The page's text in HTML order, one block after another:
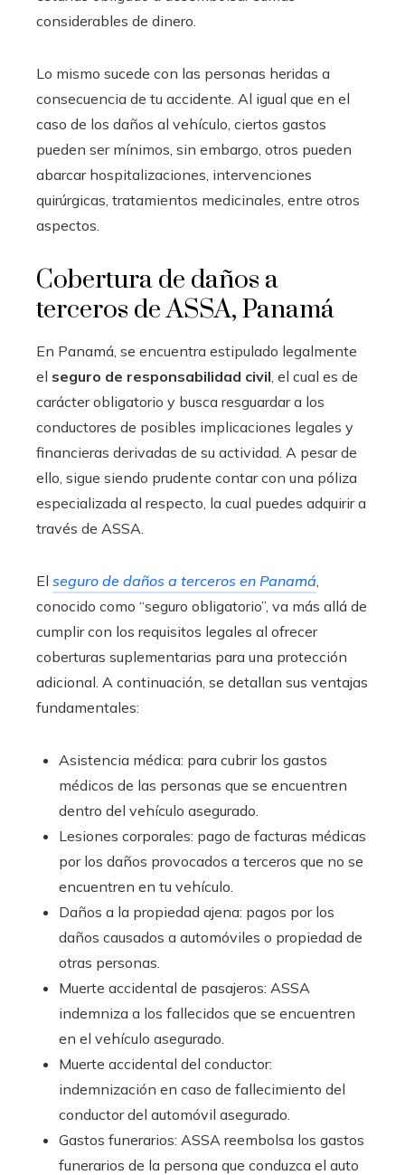
considerables de dinero.
Lo mismo sucede con las personas heridas a
consecuencia de tu accidente. Al igual que en el
caso de los daños al vehículo, ciertos gastos
pueden ser mínimos, sin embargo, otros pueden
abarcar hospitalizaciones, intervenciones
quirúrgicas, tratamientos medicinales, entre otros
aspectos.
Cobertura de daños a
terceros de ASSA, Panamá
En Panamá, se encuentra estipulado legalmente
el seguro de responsabilidad civil , el cual es de
carácter obligatorio y busca resguardar a los
conductores de posibles implicaciones legales y
financieras derivadas de su actividad. A pesar de
ello, sigue siendo prudente contar con una póliza
especializada al respecto, la cual puedes adquirir a
través de ASSA.
El seguro de daños a terceros en Panamá
conocido como “seguro obligatorio”, va más allá de
cumplir con los requisitos legales al ofrecer
coberturas suplementarias para una protección
adicional. A continuación, se detallan sus ventajas
fundamentales:
Asistencia médica: para cubrir los gastos
médicos de las personas que se encuentren
dentro del vehículo asegurado.
Lesiones corporales: pago de facturas médicas
por los daños provocados a terceros que no se
encuentren en tu vehículo.
Daños a la propiedad ajena: pagos por los
daños causados a automóviles o propiedad de
otras personas.
Muerte accidental de pasajeros: ASSA
indemniza a los fallecidos que se encuentren
en el vehículo asegurado.
Muerte accidental del conductor:
indemnización en caso de fallecimiento del
conductor del automóvil asegurado.
Gastos funerarios: ASSA reembolsa los gastos
funerarios de la persona que conduzca el auto